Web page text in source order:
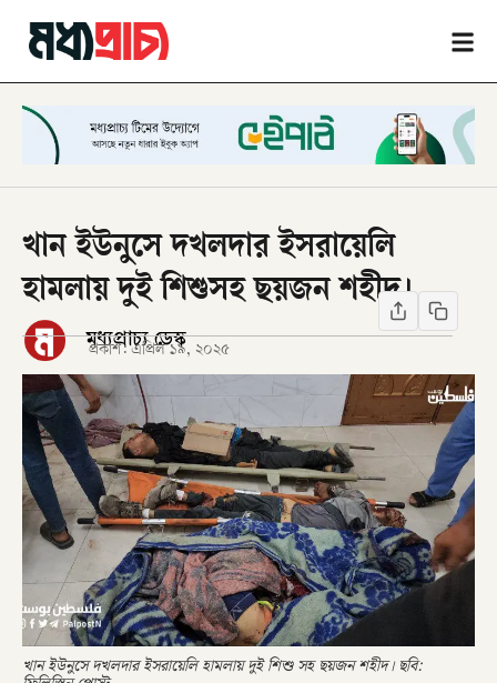
খান ইউনুসে দখলদার ইসরায়েলি
হামলায় দুই শিশুসহ ছয়জন শহীদ।
মধ্যপ্রাচ্য ডেস্ক
প্রকাশ: এপ্রিল ১৯, ২০২৫
খান ইউনুসে দখলদার ইসরায়েলি হামলায় দুই শিশু সহ ছয়জন শহীদ। ছবি: